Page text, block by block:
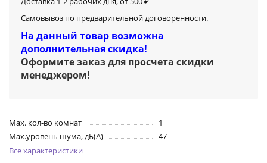
Самовывоз по предварительной договоренности.
На данный товар возможна
дополнительная скидка!
Оформите заказ для просчета скидки
менеджером!
Max. кол-во комнат
1
Max.уровень шума, дБ(А)
47
Все характеристики